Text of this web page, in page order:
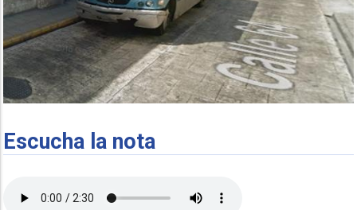
Escucha la nota